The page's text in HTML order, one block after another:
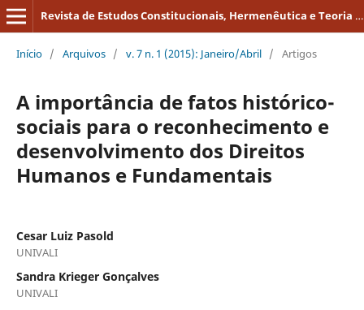
Revista de Estudos Constitucionais, Hermenêutica e Teoria do Direito
Início / Arquivos / v. 7 n. 1 (2015): Janeiro/Abril / Artigos
A importância de fatos histórico-
sociais para o reconhecimento e
desenvolvimento dos Direitos
Humanos e Fundamentais
Cesar Luiz Pasold
UNIVALI
Sandra Krieger Gonçalves
UNIVALI